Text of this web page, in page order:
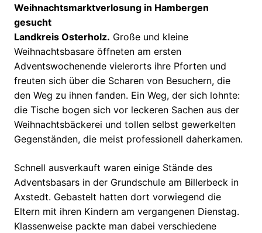
Weihnachtsmarktverlosung in Hambergen
gesucht
Landkreis Osterholz. Große und kleine
Weihnachtsbasare öffneten am ersten
Adventswochenende vielerorts ihre Pforten und
freuten sich über die Scharen von Besuchern, die
den Weg zu ihnen fanden. Ein Weg, der sich lohnte:
die Tische bogen sich vor leckeren Sachen aus der
Weihnachtsbäckerei und tollen selbst gewerkelten
Gegenständen, die meist professionell daherkamen.
Schnell ausverkauft waren einige Stände des
Adventsbasars in der Grundschule am Billerbeck in
Axstedt. Gebastelt hatten dort vorwiegend die
Eltern mit ihren Kindern am vergangenen Dienstag.
Klassenweise packte man dabei verschiedene